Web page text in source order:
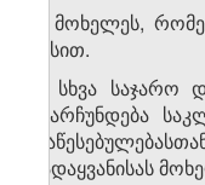
4. მოხელეს,
წესით.
5. სხვა საჯარო
უნარჩუნდება
გადაყვანისას